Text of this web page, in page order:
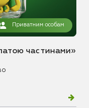
Приватним особам
частинами»